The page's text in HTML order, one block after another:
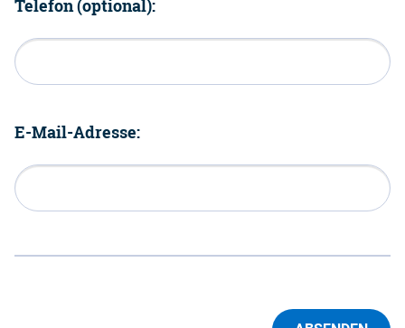
Telefon (optional):
E-Mail-Adresse: